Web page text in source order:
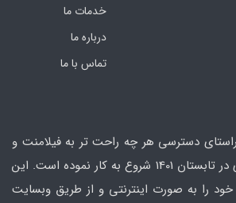
خدمات ما
درباره ما
تماس با ما
راستای دسترسی هر چه راحت تر به فیلامنت و
قطعات پرینتر سه بعدی در تابستان 1401 شروع به کار نموده است. این
را به صورت اینترنتی و از طریق وبسایت